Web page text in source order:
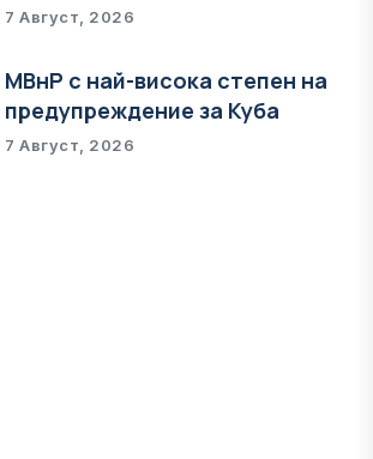
7 Август, 2026
МВнР с най-висока степен на
предупреждение за Куба
7 Август, 2026